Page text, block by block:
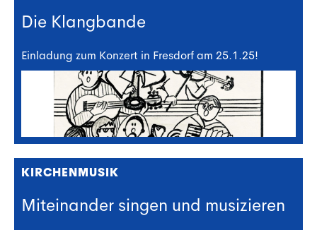
Die Klangbande
Einladung zum Konzert in Fresdorf am 25.1.25!
KIRCHENMUSIK
Miteinander singen und musizieren